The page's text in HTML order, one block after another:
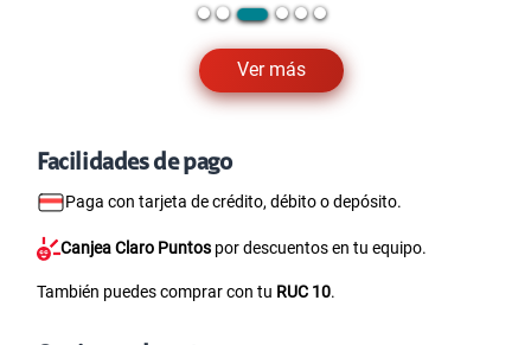
Ver más
Facilidades de pago
Paga con tarjeta de crédito, débito o depósito.
Canjea Claro Puntos por descuentos en tu equipo.
También puedes comprar con tu RUC 10.